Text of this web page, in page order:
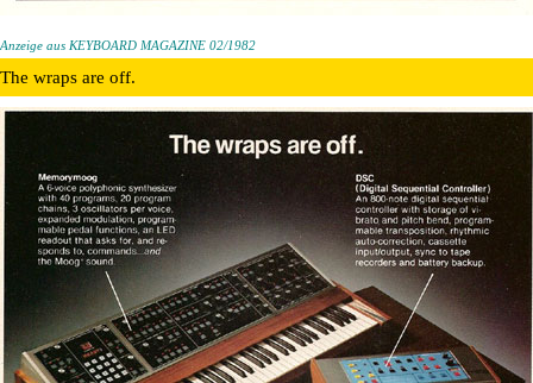
Anzeige aus KEYBOARD MAGAZINE 02/1982
The wraps are off.